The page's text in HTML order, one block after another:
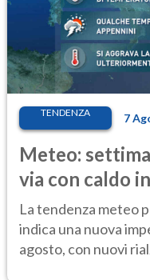
TENDENZA 7
Meteo:
via con caldo
temporale
La tendenza meteo
indica una nuova
agosto, con nuovi